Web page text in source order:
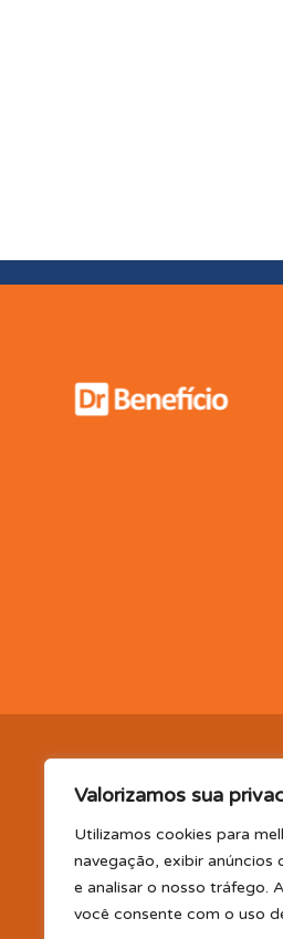
Valorizamos sua
Utilizamos cookies para
navegação, exibir anúncios
e analisar o nosso tráfego.
você consente com o uso
DR. BENEFÍCIO (InCompany
EM BENEFÍCIOS
PLANO DE SAÚDE E/OU
(consultas, exames,
parceiro); TELEMEDICINA e
profissional disponibilizada.
CLUBE DR. BENEFÍCIO e